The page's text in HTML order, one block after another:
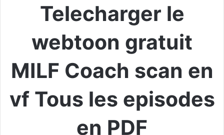
Telecharger le
webtoon gratuit
MILF Coach scan en
vf Tous les episodes
en PDF